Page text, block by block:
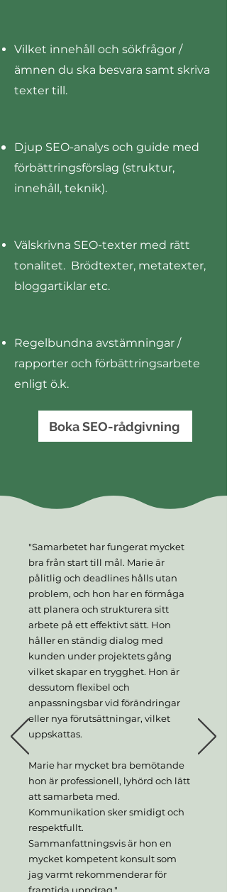
Vilket innehåll och sökfrågor /
ämnen du ska besvara samt skriva
texter till.
Djup SEO-analys och guide med
förbättringsförslag (struktur,
innehåll, teknik).
Välskrivna SEO-texter med rätt
tonalitet. Brödtexter, metatexter,
bloggartiklar etc.
Regelbundna avstämningar /
rapporter och förbättringsarbete
enligt ö.k.
Boka SEO-rådgivning
"Samarbetet har fungerat mycket
bra från start till mål. Marie är
pålitlig och deadlines hålls utan
problem, och hon har en förmåga
att planera och strukturera sitt
arbete på ett effektivt sätt. Hon
håller en ständig dialog med
kunden under projektets gång
vilket skapar en trygghet. Hon är
dessutom flexibel och
anpassningsbar vid förändringar
eller nya förutsättningar, vilket
uppskattas.
Marie har mycket bra bemötande
hon är professionell, lyhörd och lätt
att samarbeta med.
Kommunikation sker smidigt och
respektfullt.
Sammanfattningsvis är hon en
mycket kompetent konsult som
jag varmt rekommenderar för